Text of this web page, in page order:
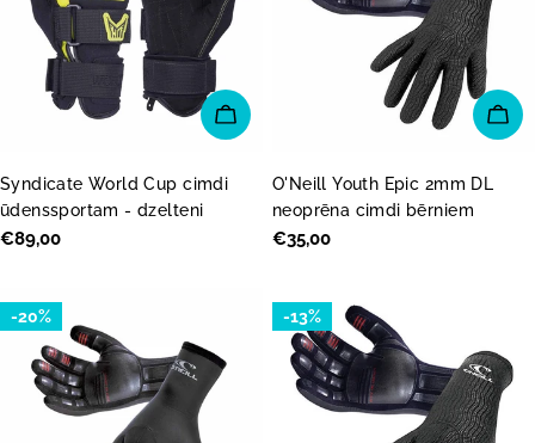
IZVĒLĒTIES OPCIJAS
Syndicate World Cup cimdi
ūdenssportam - dzelteni
Parastā
€89,00
O'Neill Youth Epic 2mm DL
neoprēna cimdi bērniem
Parastā
€35,00
-20% -13%